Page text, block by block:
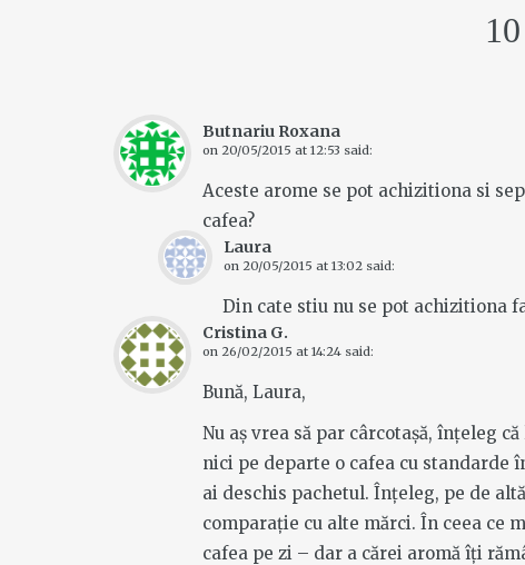
Butnariu Roxana
on 20/05/2015 at 12:53 said:
Aceste arome se pot achizitiona si
cafea?
Laura
on 20/05/2015 at 13:02 said:
Din cate stiu nu se pot achizitiona
Cristina G.
on 26/02/2015 at 14:24 said:
Bună, Laura,
Nu aș vrea să par cârcotașă, înțeleg
nici pe departe o cafea cu standarde
ai deschis pachetul. Înțeleg, pe de
comparație cu alte mărci. În ceea ce
cafea pe zi – dar a cărei aromă îți